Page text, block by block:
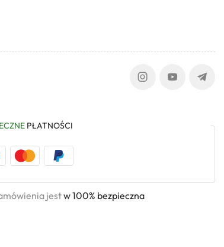
PŁATNOŚCI
jestw 100% bezpieczna